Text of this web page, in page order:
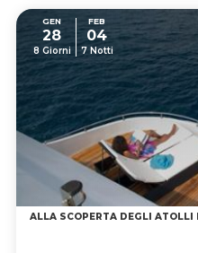
GEN
28
8 Giorni
FEB
04
7 Notti
ALLA SCOPERTA DEGLI